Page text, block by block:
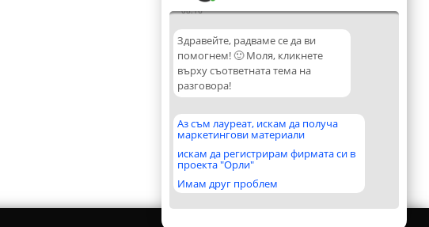
08:16
Здравейте, радваме се да ви
помогнем! 🙂 Моля, кликнете
върху съответната тема на
разговора!
Аз съм лауреат, искам да получа
маркетингови материали
искам да регистрирам фирмата си в
проекта "Орли"
Имам друг проблем